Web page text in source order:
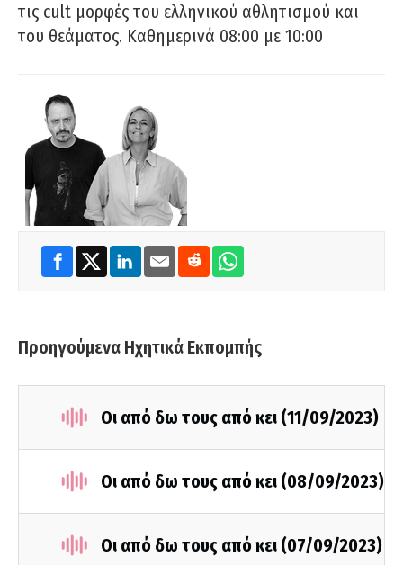
τις cult μορφές του ελληνικού αθλητισμού και
του θεάματος. Καθημερινά 08:00 με 10:00
Προηγούμενα Ηχητικά Εκπομπής
Οι από δω τους από κει (11/09/2023)
Οι από δω τους από κει (08/09/2023)
Οι από δω τους από κει (07/09/2023)